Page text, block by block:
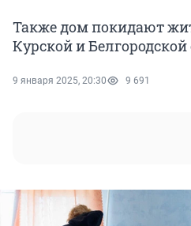
Также дом покидают
Курской и Белгородской
9 января 2025, 20:30 9 691